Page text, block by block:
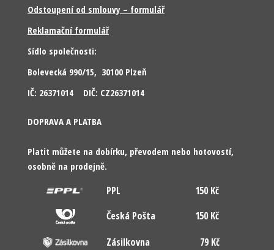
Odstoupení od smlouvy – formulář
Reklamační formulář
Sídlo společnosti:
Bolevecká 990/15, 30100 Plzeň
IČ: 26371014 DIČ: CZ26371014
DOPRAVA A PLATBA
Platit můžete na dobírku, převodem nebo hotovostí,
osobně na prodejně.
PPL
150 Kč
Česká Pošta
150 Kč
Zásilkovna
79 Kč